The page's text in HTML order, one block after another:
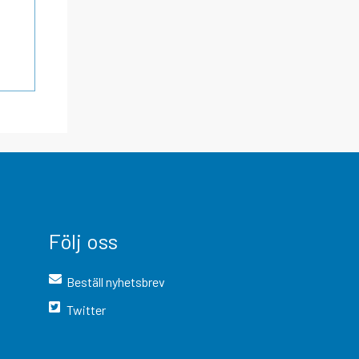
Följ oss
Beställ nyhetsbrev
Twitter